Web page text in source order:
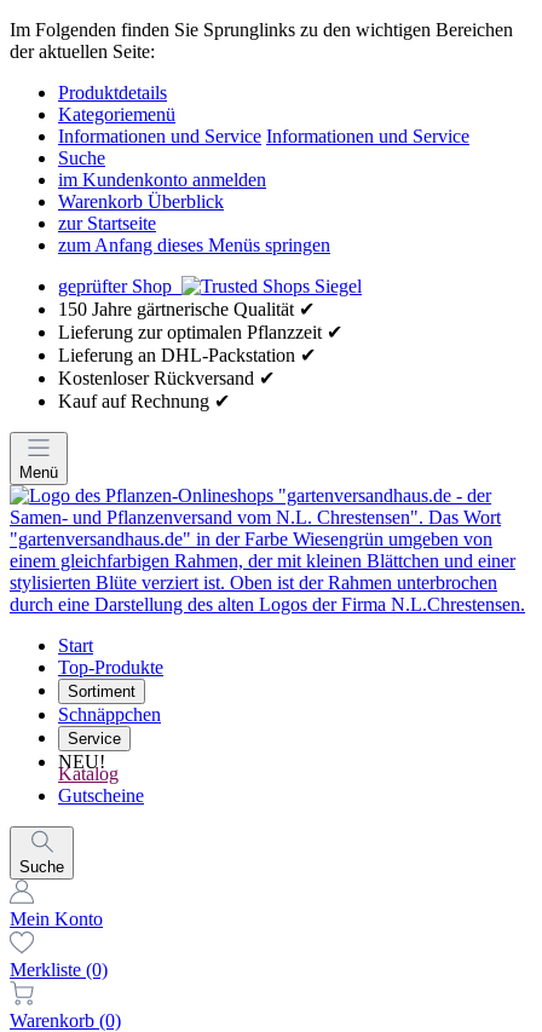
Im Folgenden finden Sie Sprunglinks zu den wichtigen Bereichen
der aktuellen Seite:
Produktdetails
Kategoriemenü
Informationen und Service Informationen und Service
Suche
im Kundenkonto anmelden
Warenkorb Überblick
zur Startseite
zum Anfang dieses Menüs springen
geprüfter Shop
150 Jahre gärtnerische Qualität ✔
Lieferung zur optimalen Pflanzzeit ✔
Lieferung an DHL-Packstation ✔
Kostenloser Rückversand ✔
Kauf auf Rechnung ✔
Menü
Start
Top-Produkte
Sortiment
Schnäppchen
Service
NEU!
Katalog
Gutscheine
Suche
Mein Konto
Merkliste (0)
Warenkorb (0)